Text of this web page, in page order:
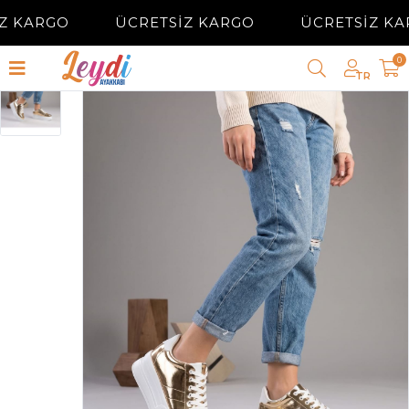
KARGO ÜCRETSİZ KARGO ÜCRETSİZ
TR
0